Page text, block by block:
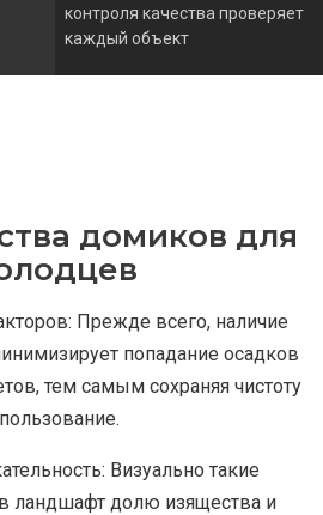
контроля качества проверяет
каждый объект
домиков для
Прежде всего, наличие
попадание осадков
тем самым сохраняя чистоту
Визуально такие
ландшафт долю изящества и